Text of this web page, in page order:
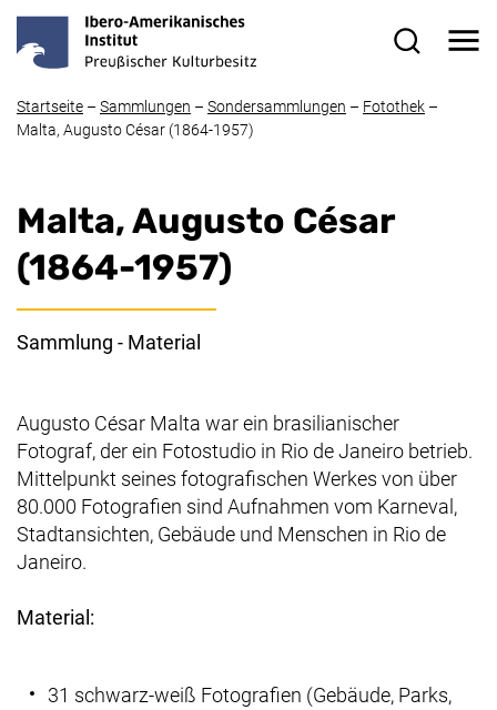
Startseite – Sammlungen – Sondersammlungen – Fotothek –
Malta, Augusto César (1864-1957)
Malta, Augusto César
(1864-1957)
Sammlung - Material
Augusto César Malta war ein brasilianischer
Fotograf, der ein Fotostudio in Rio de Janeiro betrieb.
Mittelpunkt seines fotografischen Werkes von über
80.000 Fotografien sind Aufnahmen vom Karneval,
Stadtansichten, Gebäude und Menschen in Rio de
Janeiro.
Material:
31 schwarz-weiß Fotografien (Gebäude, Parks,